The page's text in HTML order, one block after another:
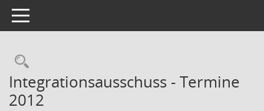
Toggle navigation
Rechercheauswahl
Integrationsausschuss - Termine
2012